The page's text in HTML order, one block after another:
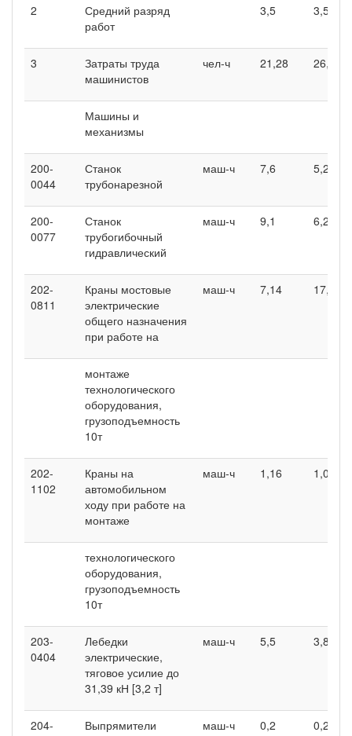
2
Средний разряд
работ
3,5 3,5
3
Затраты труда
машинистов
чел-ч 21,28 26,8
Машины и
механизмы
200-
0044
Станок
трубонарезной
маш-ч 7,6 5,2
200-
0077
Станок
трубогибочный
гидравлический
маш-ч 9,1 6,2
202-
0811
Краны мостовые
электрические
общего назначения
при работе на
маш-ч 7,14 17,54
монтаже
технологического
оборудования,
грузоподъемность
10т
202-
1102
Краны на
автомобильном
ходу при работе на
монтаже
маш-ч 1,16 1,06
технологического
оборудования,
грузоподъемность
10т
203-
0404
Лебедки
электрические,
тяговое усилие до
31,39 кН [3,2 т]
маш-ч 5,5 3,8
204-
Выпрямители
маш-ч 0,2 0,2